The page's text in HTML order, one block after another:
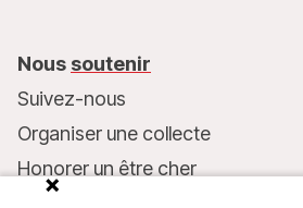
Nous soutenir
Suivez-nous
Organiser une collecte
Honorer un être cher
Inscrire MSF dans votre testament